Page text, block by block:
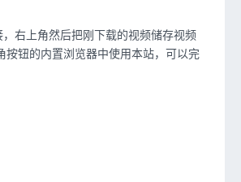
右上角然后把刚下载的视频储存视频
按钮的内置浏览器中使用本站，可以完